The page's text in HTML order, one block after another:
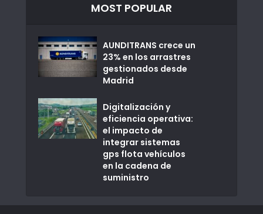
MOST POPULAR
AUNDITRANS crece un
23% en los arrastres
gestionados desde
Madrid
Digitalización y
eficiencia operativa:
el impacto de
integrar sistemas
gps flota vehículos
en la cadena de
suministro